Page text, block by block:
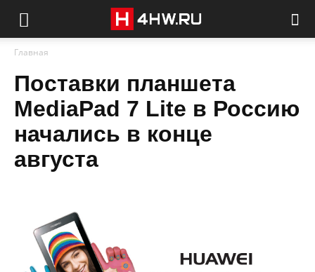
Главная
Поставки планшета
MediaPad 7 Lite в Россию
начались в конце
августа